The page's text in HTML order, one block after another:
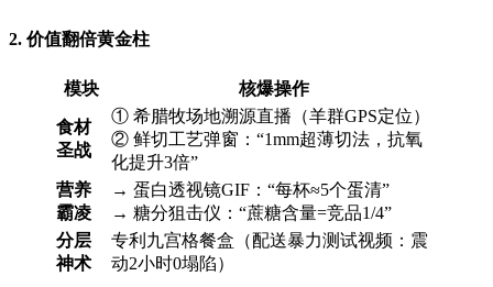
2. 价值翻倍黄金柱
模块 核爆操作
食材
圣战
① 希腊牧场地溯源直播（羊群GPS定位）
② 鲜切工艺弹窗：“1mm超薄切法，抗氧
化提升3倍”
营养
霸凌
→ 蛋白透视镜GIF：“每杯≈5个蛋清”
→ 糖分狙击仪：“蔗糖含量=竞品1/4”
分层
神术
专利九宫格餐盒（配送暴力测试视频：震
动2小时0塌陷）